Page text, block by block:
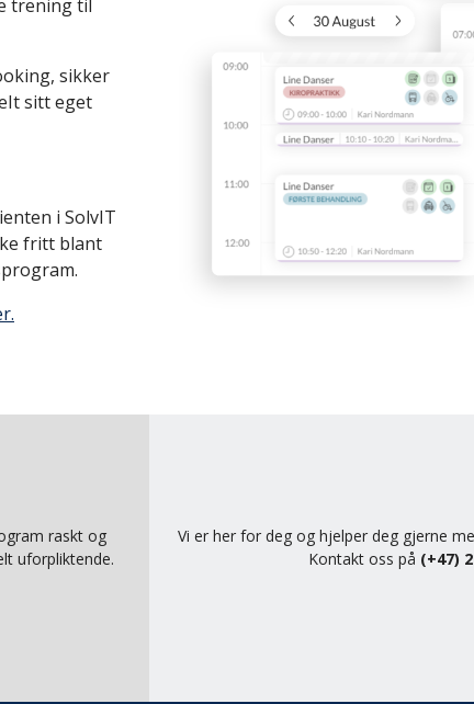
trening til
sikker
sitt eget
i SolvIT
fritt blant
raskt og
uforpliktende.
Vi er her for deg og hjelper deg gjerne
Kontakt oss på (+47)